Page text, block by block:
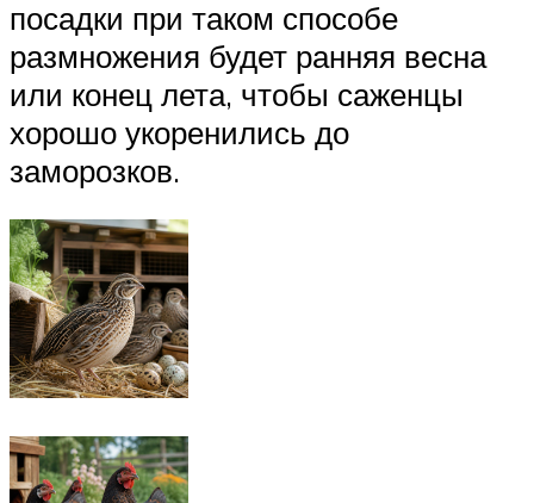
посадки при таком способе
размножения будет ранняя весна
или конец лета, чтобы саженцы
хорошо укоренились до
заморозков.